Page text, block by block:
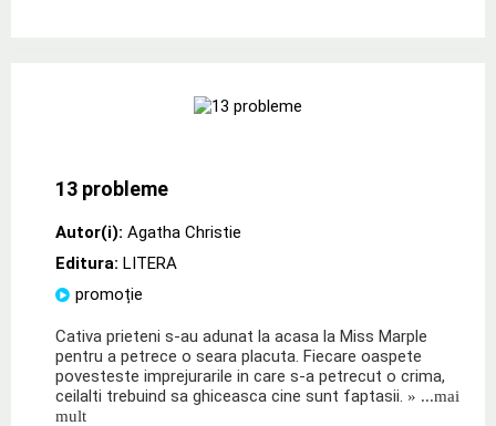
13 probleme
Autor(i): Agatha Christie
Editura: LITERA
promoție
Cativa prieteni s-au adunat la acasa la Miss Marple
pentru a petrece o seara placuta. Fiecare oaspete
povesteste imprejurarile in care s-a petrecut o crima,
ceilalti trebuind sa ghiceasca cine sunt faptasii. » ...mai
mult